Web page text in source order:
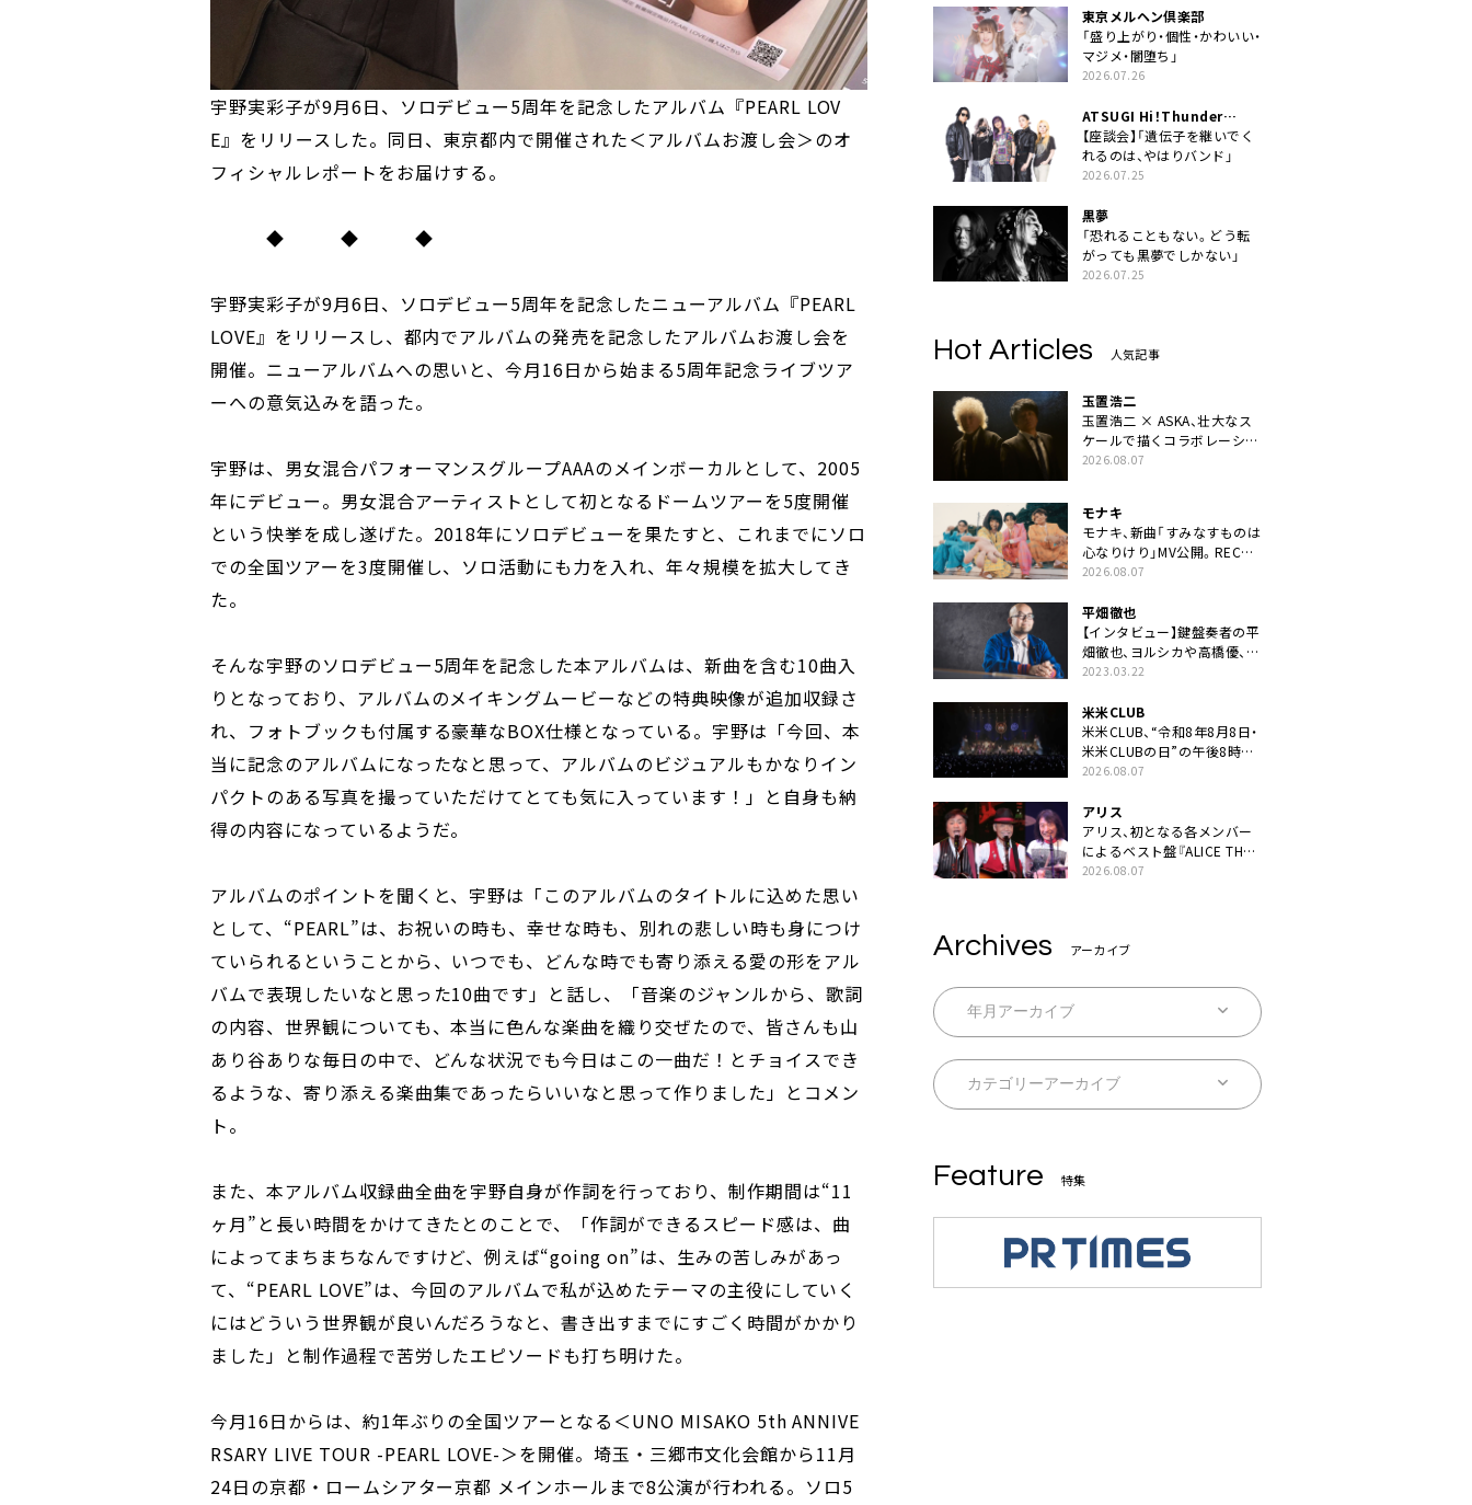
宇野実彩子が9月6日、ソロデビュー5周年を記念したアルバム『PEARL LOV
E』をリリースした。同日、東京都内で開催された＜アルバムお渡し会＞のオ
フィシャルレポートをお届けする。
◆ ◆ ◆
宇野実彩子が9月6日、ソロデビュー5周年を記念したニューアルバム『PEARL
LOVE』をリリースし、都内でアルバムの発売を記念したアルバムお渡し会を
開催。ニューアルバムへの思いと、今月16日から始まる5周年記念ライブツア
ーへの意気込みを語った。
宇野は、男女混合パフォーマンスグループAAAのメインボーカルとして、2005
年にデビュー。男女混合アーティストとして初となるドームツアーを5度開催
という快挙を成し遂げた。2018年にソロデビューを果たすと、これまでにソロ
での全国ツアーを3度開催し、ソロ活動にも力を入れ、年々規模を拡大してき
た。
そんな宇野のソロデビュー5周年を記念した本アルバムは、新曲を含む10曲入
りとなっており、アルバムのメイキングムービーなどの特典映像が追加収録さ
れ、フォトブックも付属する豪華なBOX仕様となっている。宇野は「今回、本
当に記念のアルバムになったなと思って、アルバムのビジュアルもかなりイン
パクトのある写真を撮っていただけてとても気に入っています！」と自身も納
得の内容になっているようだ。
アルバムのポイントを聞くと、宇野は「このアルバムのタイトルに込めた思い
として、“PEARL”は、お祝いの時も、幸せな時も、別れの悲しい時も身につけ
ていられるということから、いつでも、どんな時でも寄り添える愛の形をアル
バムで表現したいなと思った10曲です」と話し、「音楽のジャンルから、歌詞
の内容、世界観についても、本当に色んな楽曲を織り交ぜたので、皆さんも山
あり谷ありな毎日の中で、どんな状況でも今日はこの一曲だ！とチョイスでき
るような、寄り添える楽曲集であったらいいなと思って作りました」とコメン
ト。
また、本アルバム収録曲全曲を宇野自身が作詞を行っており、制作期間は“11
ヶ月”と長い時間をかけてきたとのことで、「作詞ができるスピード感は、曲
によってまちまちなんですけど、例えば“going on”は、生みの苦しみがあっ
て、“PEARL LOVE”は、今回のアルバムで私が込めたテーマの主役にしていく
にはどういう世界観が良いんだろうなと、書き出すまでにすごく時間がかかり
ました」と制作過程で苦労したエピソードも打ち明けた。
今月16日からは、約1年ぶりの全国ツアーとなる＜UNO MISAKO 5th ANNIVE
RSARY LIVE TOUR -PEARL LOVE-＞を開催。埼玉・三郷市文化会館から11月
24日の京都・ロームシアター京都 メインホールまで8公演が行われる。ソロ5
東京メルヘン倶楽部
「盛り上がり・個性・かわいい・
マジメ・闇堕ち」
2026.07.26
ATSUGI Hi！Thunder
Rock Festival
【座談会】「遺伝子を継いでく
れるのは、やはりバンド」
2026.07.25
黒夢
「恐れることもない。どう転
がっても黒夢でしかない」
2026.07.25
Hot Articles 人気記事
玉置浩二
玉置浩二 × ASKA、壮大なス
ケールで描くコラボレーショ
ン曲「音銀河」リリース決定。
2026.08.07
モナキ
モナキ、新曲「すみなすものは
心なりけり」MV公開。RECの
ギターにEvery Little Thing・
2026.08.07
平畑徹也
【インタビュー】鍵盤奏者の平
畑徹也、ヨルシカや高橋優、キ
タニタツヤなど9名のゲスト
生の総括「自分自身を再確認
できた」
2023.03.22
米米CLUB
米米CLUB、“令和8年8月8日・
米米CLUBの日”の午後8時に
40周年ライブより「FANtachy
2026.08.07
アリス
アリス、初となる各メンバー
によるベスト盤『ALICE THE
BEST “TORILOGY”』リリー
2026.08.07
Archives アーカイブ
Feature 特集